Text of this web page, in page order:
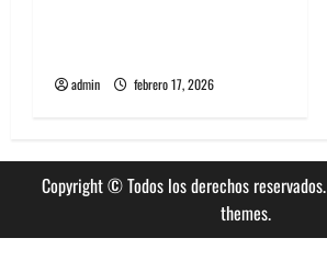
admin febrero 17, 2026
Copyright © Todos los derechos reservados.
themes.